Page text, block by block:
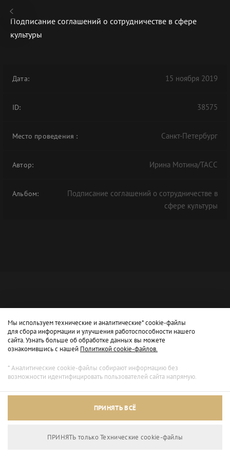
В АРХИВЕ
Архивный режим
Подписание соглашений о сотрудничестве в сфере
культуры
Дата: 15 ноября 2019
ID: 38575
Место проведения : Санкт-Петербург
Автор: Ирина Мотина/ТАСС
Альбом:
Подписание соглашений о сотрудничестве в
сфере культуры
Мы используем технические и аналитические* cookie-файлы
для сбора информации и улучшения работоспособности нашего
сайта. Узнать больше об обработке данных вы можете
ознакомившись с нашей Политикой cookie-файлов.
* Аналитические cookie-файлы собирают информацию без
возможности идентифицировать пользователей сайта напрямую.
ПРИНЯТЬ ВСЁ
ПРИНЯТЬ только Технические сookie-файлы